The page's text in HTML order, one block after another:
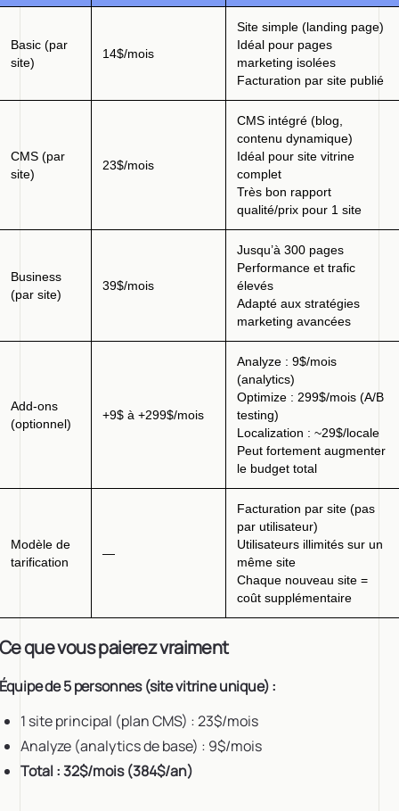
Basic (par
site)
14$/mois
Site simple (landing page)
Idéal pour pages
marketing isolées
Facturation par site publié
CMS (par
site)
23$/mois
CMS intégré (blog,
contenu dynamique)
Idéal pour site vitrine
complet
Très bon rapport
qualité/prix pour 1 site
Business
(par site)
39$/mois
Jusqu’à 300 pages
Performance et trafic
élevés
Adapté aux stratégies
marketing avancées
Add-ons
(optionnel)
+9$ à +299$/mois
Analyze : 9$/mois
(analytics)
Optimize : 299$/mois (A/B
testing)
Localization : ~29$/locale
Peut fortement augmenter
le budget total
Modèle de
tarification
—
Facturation par site (pas
par utilisateur)
Utilisateurs illimités sur un
même site
Chaque nouveau site =
coût supplémentaire
que vous paierez vraiment
de 5 personnes (site vitrine unique) :
1 site principal (plan CMS) : 23$/mois
Analyze (analytics de base) : 9$/mois
Total : 32$/mois (384$/an)